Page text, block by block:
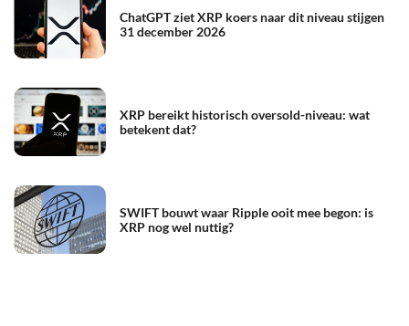
ChatGPT ziet XRP koers naar dit niveau stijgen
31 december 2026
XRP bereikt historisch oversold-niveau: wat
betekent dat?
SWIFT bouwt waar Ripple ooit mee begon: is
XRP nog wel nuttig?